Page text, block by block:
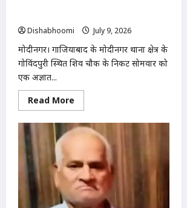
Dishabhoomi
July 9, 2026
मोदीनगर। गाजियाबाद के मोदीनगर थाना क्षेत्र के
गोविंदपुरी स्थित शिव चौक के निकट सोमवार को
एक अज्ञात...
Read More
more
मोदीनगर
गोविंदपुरी
नाले
से
मिला
अज्ञात
व्यक्ति
का